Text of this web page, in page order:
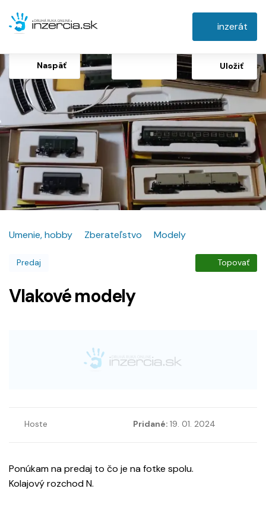
inzerát
Naspäť Uložiť
Umenie, hobby Zberateľstvo Modely
Predaj Topovať
Vlakové modely
Hoste Pridané: 19. 01. 2024
Ponúkam na predaj to čo je na fotke spolu.
Kolajový rozchod N.